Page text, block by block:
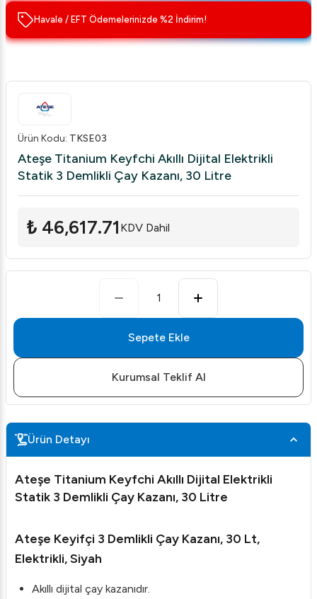
Havale / EFT Ödemelerinizde %2 İndirim!
Ürün Kodu: TKSE03
Ateşe Titanium Keyfchi Akıllı Dijital Elektrikli
Statik 3 Demlikli Çay Kazanı, 30 Litre
₺ 46,617.71 KDV Dahil
1
Sepete Ekle
Kurumsal Teklif Al
Ürün Detayı
Ateşe Titanium Keyfchi Akıllı Dijital Elektrikli
Statik 3 Demlikli Çay Kazanı, 30 Litre
Ateşe Keyifçi 3 Demlikli Çay Kazanı, 30 Lt,
Elektrikli, Siyah
Akıllı dijital çay kazanıdır.